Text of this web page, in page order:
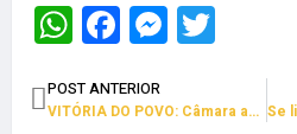
WhatsApp
Facebook
POST ANTERIOR
VITÓRIA DO POVO: Câmara aprova isenção de Imposto de Renda até R$ 5 mil